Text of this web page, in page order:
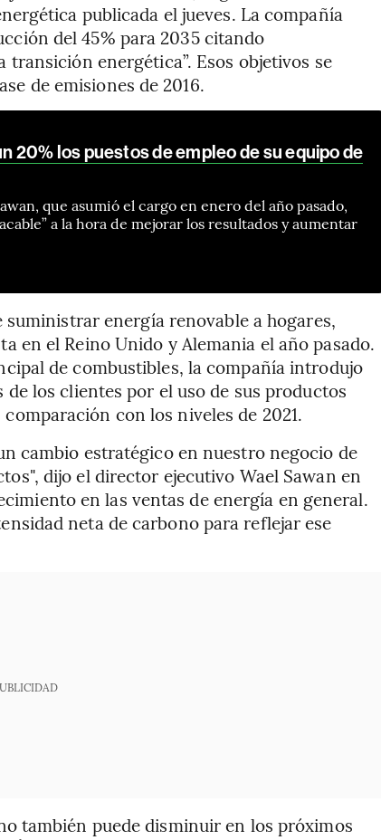
publicada el jueves. La compañía
del 45% para 2035 citando
energética”. Esos objetivos se
de emisiones de 2016.
20% los puestos de empleo de su equipo de
que asumió el cargo en enero del año pasado,
a la hora de mejorar los resultados y aumentar
energía renovable a hogares,
en el Reino Unido y Alemania el año pasado.
de combustibles, la compañía introdujo
los clientes por el uso de sus productos
con los niveles de 2021.
cambio estratégico en nuestro negocio de
dijo el director ejecutivo Wael Sawan en
en las ventas de energía en general.
neta de carbono para reflejar ese
también puede disminuir en los próximos